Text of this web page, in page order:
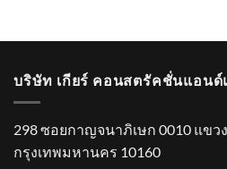
บริษัท เกียร์ คอนสตรัคชั่นแอนด์
298 ซอยกาญจนาภิเษก 0010 แขว
กรุงเทพมหานคร 10160